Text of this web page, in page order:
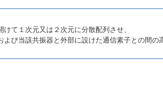
て１次元又は２次元に分散配列させ、
よび当該共振器と外部に設けた通信素子との間